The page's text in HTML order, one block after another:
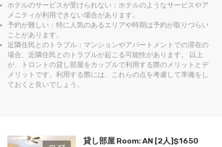
ホテルのサービスが受けられない：ホテルのようなサービスやア
メニティが利用できない場合があります。
予約が難しい：特に人気のあるエリアや時期は予約が取りづらい
ことがあります。
近隣住民とのトラブル：マンションやアパートメントでの滞在の
場合、近隣住民とのトラブルが起こる可能性があります。 以上
が、トロントの貸し部屋をカップルで利用する際のメリットとデ
メリットです。利用する際には、これらの点を考慮して準備をし
ておくと良いでしょう。
貸し部屋 Room: AN [2人]$1650